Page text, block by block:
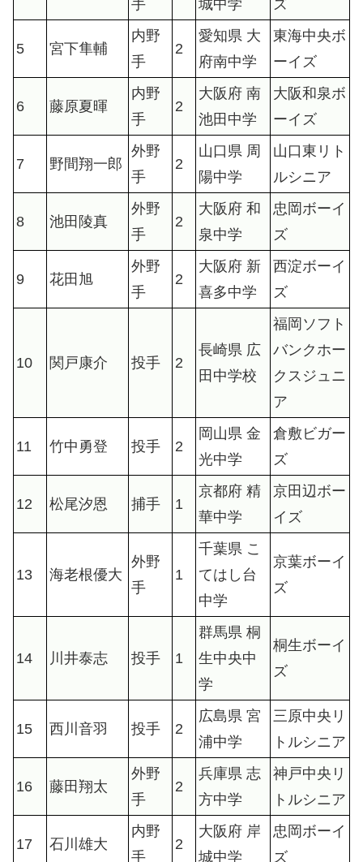
手
城中学
ズ
5 宮下隼輔
内野
手
2
愛知県 大
府南中学
東海中央ボ
ーイズ
6 藤原夏暉
内野
手
2
大阪府 南
池田中学
大阪和泉ボ
ーイズ
7 野間翔一郎
外野
手
2
山口県 周
陽中学
山口東リト
ルシニア
8 池田陵真
外野
手
2
大阪府 和
泉中学
忠岡ボーイ
ズ
9 花田旭
外野
手
2
大阪府 新
喜多中学
西淀ボーイ
ズ
10 関戸康介 投手 2
長崎県 広
田中学校
福岡ソフト
バンクホー
クスジュニ
ア
11 竹中勇登 投手 2
岡山県 金
光中学
倉敷ビガー
ズ
12 松尾汐恩 捕手 1
京都府 精
華中学
京田辺ボー
イズ
13 海老根優大
外野
手
1
千葉県 こ
てはし台
中学
京葉ボーイ
ズ
14 川井泰志 投手 1
群馬県 桐
生中央中
学
桐生ボーイ
ズ
15 西川音羽 投手 2
広島県 宮
浦中学
三原中央リ
トルシニア
16 藤田翔太
外野
手
2
兵庫県 志
方中学
神戸中央リ
トルシニア
17 石川雄大
内野
手
2
大阪府 岸
城中学
忠岡ボーイ
ズ